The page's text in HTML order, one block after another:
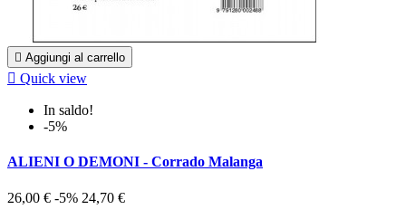
 Aggiungi al carrello
 Quick view
In saldo!
-5%
ALIENI O DEMONI - Corrado Malanga
26,00 € -5% 24,70 €